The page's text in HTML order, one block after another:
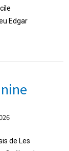
Edgar
de Les